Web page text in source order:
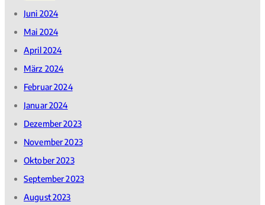
Juni 2024
Mai 2024
April 2024
März 2024
Februar 2024
Januar 2024
Dezember 2023
November 2023
Oktober 2023
September 2023
August 2023